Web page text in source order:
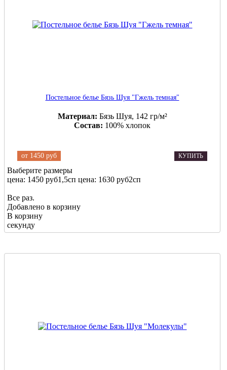
Постельное белье Бязь Шуя "Гжель темная"
Материал: Бязь Шуя, 142 гр/м²
Состав: 100% хлопок
от 1450 руб КУПИТЬ
Выберите размеры
цена: 1450 руб1,5сп цена: 1630 руб2сп
Все раз.
Добавлено в корзину
В корзину
секунду